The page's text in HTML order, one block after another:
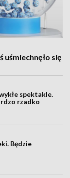
uśmiechnęło się
spektakle.
rzadko
Będzie